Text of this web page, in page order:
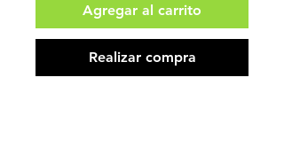
Agregar al carrito
Realizar compra